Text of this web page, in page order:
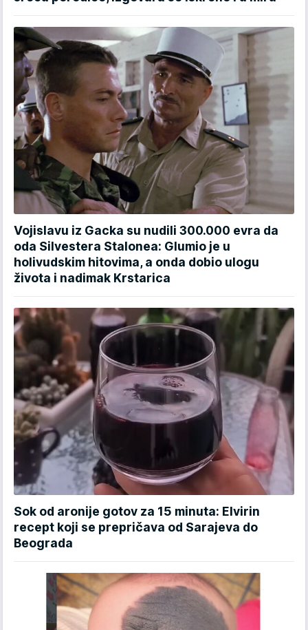
Vojislavu iz Gacka su nudili 300.000 evra da
oda Silvestera Stalonea: Glumio je u
holivudskim hitovima, a onda dobio ulogu
života i nadimak Krstarica
Sok od aronije gotov za 15 minuta: Elvirin
recept koji se prepričava od Sarajeva do
Beograda